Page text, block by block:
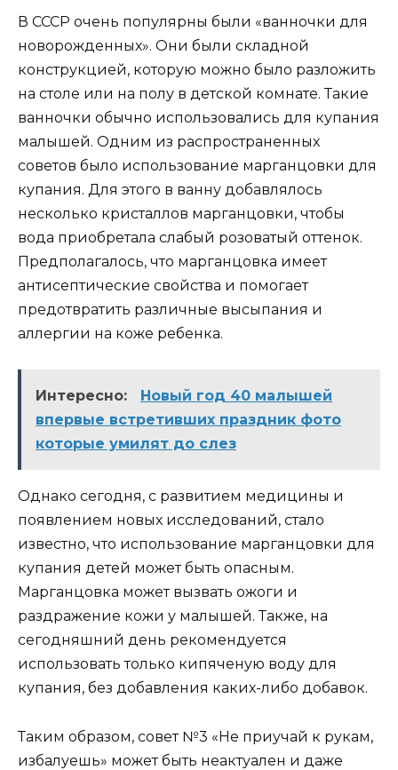
В СССР очень популярны были «ванночки для
новорожденных». Они были складной
конструкцией, которую можно было разложить
на столе или на полу в детской комнате. Такие
ванночки обычно использовались для купания
малышей. Одним из распространенных
советов было использование марганцовки для
купания. Для этого в ванну добавлялось
несколько кристаллов марганцовки, чтобы
вода приобретала слабый розоватый оттенок.
Предполагалось, что марганцовка имеет
антисептические свойства и помогает
предотвратить различные высыпания и
аллергии на коже ребенка.
Интересно:
Новый год 40 малышей
впервые встретивших праздник фото
которые умилят до слез
Однако сегодня, с развитием медицины и
появлением новых исследований, стало
известно, что использование марганцовки для
купания детей может быть опасным.
Марганцовка может вызвать ожоги и
раздражение кожи у малышей. Также, на
сегодняшний день рекомендуется
использовать только кипяченую воду для
купания, без добавления каких-либо добавок.
Таким образом, совет №3 «Не приучай к рукам,
избалуешь» может быть неактуален и даже